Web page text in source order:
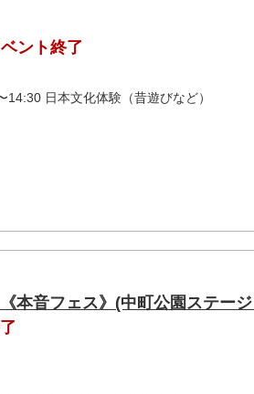
ント終了
日本文化体験（昔遊びなど）
本音フェス》(中町公園ステー